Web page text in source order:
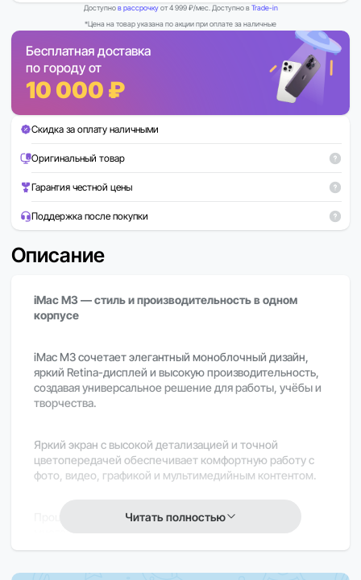
Доступнов рассрочкуот 4 999 ₽/мес. Доступно вTrade-in
*Цена на товар указана по акции при оплате за наличные
Бесплатная доставка
по городу от
10 000 ₽
Скидка за оплату наличными
Оригинальный товар
Гарантия честной цены
Поддержка после покупки
Описание
iMac M3 — стиль и производительность в одном
корпусе
iMac M3 сочетает элегантный моноблочный дизайн,
яркий Retina-дисплей и высокую производительность,
создавая универсальное решение для работы, учёбы и
творчества.
Яркий экран с высокой детализацией и точной
цветопередачей обеспечивает комфортную работу с
фото, видео, графикой и мультимедийным контентом.
Процессор Apple M3 обеспечивает плавную
стабильную производительность при повседневных и
Читать полностью